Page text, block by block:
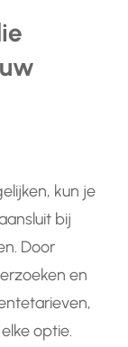
kun je
bij
Door
en
optie.